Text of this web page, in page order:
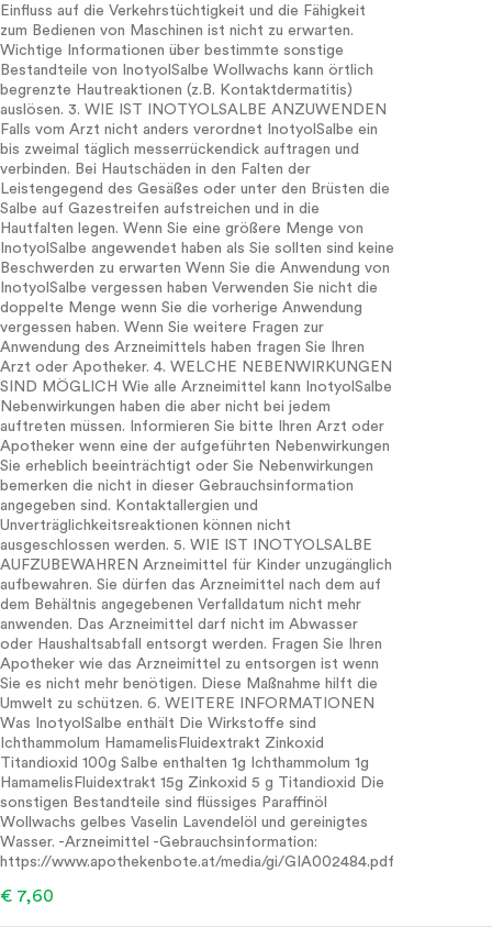
Einfluss auf die Verkehrstüchtigkeit und die Fähigkeit
zum Bedienen von Maschinen ist nicht zu erwarten.
Wichtige Informationen über bestimmte sonstige
Bestandteile von InotyolSalbe Wollwachs kann örtlich
begrenzte Hautreaktionen (z.B. Kontaktdermatitis)
auslösen. 3. WIE IST INOTYOLSALBE ANZUWENDEN
Falls vom Arzt nicht anders verordnet InotyolSalbe ein
bis zweimal täglich messerrückendick auftragen und
verbinden. Bei Hautschäden in den Falten der
Leistengegend des Gesäßes oder unter den Brüsten die
Salbe auf Gazestreifen aufstreichen und in die
Hautfalten legen. Wenn Sie eine größere Menge von
InotyolSalbe angewendet haben als Sie sollten sind keine
Beschwerden zu erwarten Wenn Sie die Anwendung von
InotyolSalbe vergessen haben Verwenden Sie nicht die
doppelte Menge wenn Sie die vorherige Anwendung
vergessen haben. Wenn Sie weitere Fragen zur
Anwendung des Arzneimittels haben fragen Sie Ihren
Arzt oder Apotheker. 4. WELCHE NEBENWIRKUNGEN
SIND MÖGLICH Wie alle Arzneimittel kann InotyolSalbe
Nebenwirkungen haben die aber nicht bei jedem
auftreten müssen. Informieren Sie bitte Ihren Arzt oder
Apotheker wenn eine der aufgeführten Nebenwirkungen
Sie erheblich beeinträchtigt oder Sie Nebenwirkungen
bemerken die nicht in dieser Gebrauchsinformation
angegeben sind. Kontaktallergien und
Unverträglichkeitsreaktionen können nicht
ausgeschlossen werden. 5. WIE IST INOTYOLSALBE
AUFZUBEWAHREN Arzneimittel für Kinder unzugänglich
aufbewahren. Sie dürfen das Arzneimittel nach dem auf
dem Behältnis angegebenen Verfalldatum nicht mehr
anwenden. Das Arzneimittel darf nicht im Abwasser
oder Haushaltsabfall entsorgt werden. Fragen Sie Ihren
Apotheker wie das Arzneimittel zu entsorgen ist wenn
Sie es nicht mehr benötigen. Diese Maßnahme hilft die
Umwelt zu schützen. 6. WEITERE INFORMATIONEN
Was InotyolSalbe enthält Die Wirkstoffe sind
Ichthammolum HamamelisFluidextrakt Zinkoxid
Titandioxid 100g Salbe enthalten 1g Ichthammolum 1g
HamamelisFluidextrakt 15g Zinkoxid 5 g Titandioxid Die
sonstigen Bestandteile sind flüssiges Paraffinöl
Wollwachs gelbes Vaselin Lavendelöl und gereinigtes
Wasser. -Arzneimittel -Gebrauchsinformation:
https://www.apothekenbote.at/media/gi/GIA002484.pdf
€ 7,60